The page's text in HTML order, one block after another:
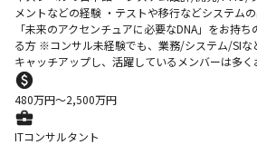
メントなどの経験 ・テストや移行などシステム
「未来のアクセンチュアに必要なDNA」をお持
る方 ※コンサル未経験でも、業務/システム/SIな
キャッチアップし、活躍しているメンバーは多く
480万円〜2,500万円
ITコンサルタント